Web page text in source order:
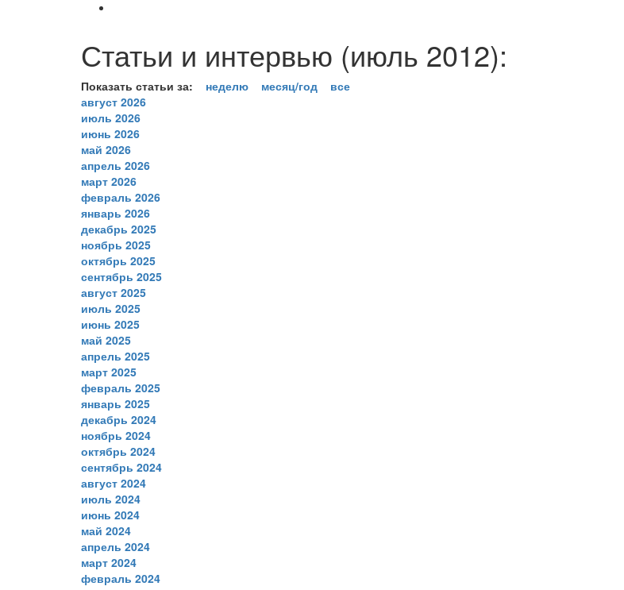
Статьи и интервью (июль 2012):
Показать статьи за: неделю месяц/год
все
август 2026
июль 2026
июнь 2026
май 2026
апрель 2026
март 2026
февраль 2026
январь 2026
декабрь 2025
ноябрь 2025
октябрь 2025
сентябрь 2025
август 2025
июль 2025
июнь 2025
май 2025
апрель 2025
март 2025
февраль 2025
январь 2025
декабрь 2024
ноябрь 2024
октябрь 2024
сентябрь 2024
август 2024
июль 2024
июнь 2024
май 2024
апрель 2024
март 2024
февраль 2024